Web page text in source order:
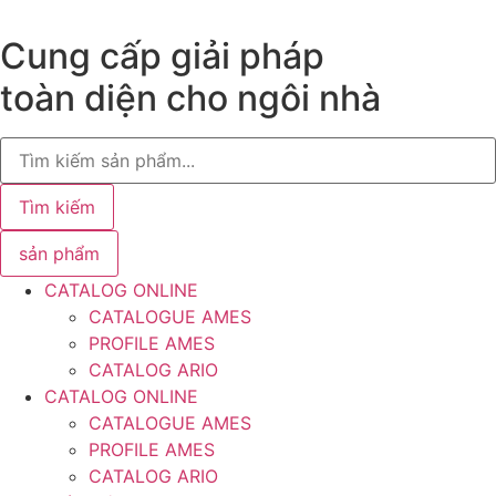
đến
nội
dung
Cung cấp giải pháp
toàn diện cho ngôi nhà
Search
Tìm kiếm
sản phẩm
CATALOG ONLINE
CATALOGUE AMES
PROFILE AMES
CATALOG ARIO
CATALOG ONLINE
CATALOGUE AMES
PROFILE AMES
CATALOG ARIO